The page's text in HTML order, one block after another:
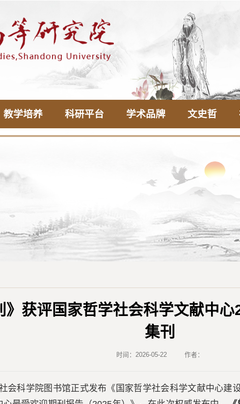
教学培养 科研平台 学术品牌 文史哲
》获评国家哲学社会科学文献中
集刊
时间：2026-05-22 作者：
会科学院图书馆正式发布《国家哲学社会科学文献中心